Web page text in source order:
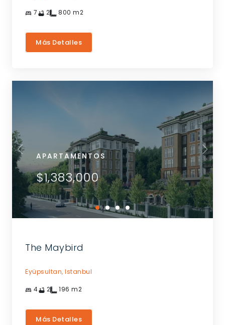
7 2 800 m2
Más Detalles
APARTAMENTOS
$1,383,000
The Maybird
Eyüpsultan, Istanbul
4 2 196 m2
Más Detalles